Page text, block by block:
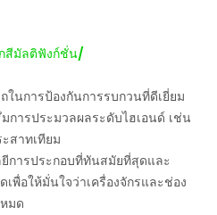
สีมัลติฟังก์ชั่น/
นการป้องกันการรบกวนที่ดีเยี่ยม
การประมวลผลระดับไฮเอนด์ เช่น
สาทเทียม
การประกอบที่ทันสมัยที่สุดและ
พื่อให้มั่นใจว่าเครื่องจักรและช่อง
มด